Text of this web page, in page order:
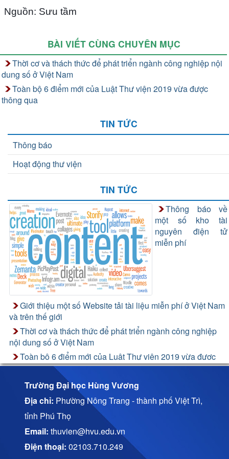
Nguồn: Sưu tầm
BÀI VIẾT CÙNG CHUYÊN MỤC
Thời cơ và thách thức để phát triển ngành công nghiệp nội
dung số ở Việt Nam
Toàn bộ 6 điểm mới của Luật Thư viện 2019 vừa được
thông qua
TIN TỨC
Thông báo
Hoạt động thư viện
TIN TỨC
Thông báo về
một số kho tài
nguyên điện tử
miễn phí
Giới thiệu một số Website tải tài liệu miễn phí ở Việt Nam
và trên thế giới
Thời cơ và thách thức để phát triển ngành công nghiệp
nội dung số ở Việt Nam
Toàn bộ 6 điểm mới của Luật Thư viện 2019 vừa được
thông qua
Trường Đại học Hùng Vương
Địa chỉ: Phường Nông Trang - thành phố Việt Trì,
tỉnh Phú Thọ
Email: thuvien@hvu.edu.vn
Điện thoại: 02103.710.249